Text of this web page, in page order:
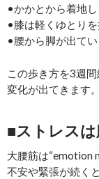
•かかとから着地
•膝は軽くゆとり
•腰から脚が出て
この歩き方を3週
変化が出てきます。
■ストレス
大腰筋は“emotion
不安や緊張が続く